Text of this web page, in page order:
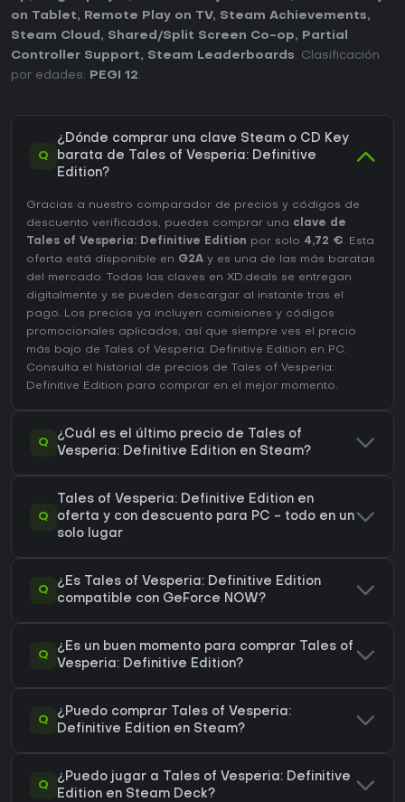
on Tablet, Remote Play on TV, Steam Achievements,
Steam Cloud , Shared/Split Screen Co-op,
Partial
Controller Support, Steam Leaderboards. Clasificación
por edades:
PEGI 12.
Q
¿Dónde comprar una clave Steam o CD Key
barata de Tales of Vesperia: Definitive
Edition?
Gracias a nuestro comparador de precios y códigos de
descuento verificados, puedes comprar una clave de
Tales of Vesperia: Definitive Edition por solo 4,72 €. Esta
oferta está disponible en G2A y es una de las más baratas
del mercado. Todas las claves en XD.deals se entregan
digitalmente y se pueden descargar al instante tras el
pago. Los precios ya incluyen comisiones y códigos
promocionales aplicados, así que siempre ves el precio
más bajo de Tales of Vesperia: Definitive Edition en PC.
Consulta el
historial de precios de Tales of Vesperia:
Definitive Edition para comprar en el mejor momento.
Q
¿Cuál es el último precio de Tales of
Vesperia: Definitive Edition en Steam?
Q
Tales of Vesperia: Definitive Edition en
oferta y con descuento para PC - todo en un
solo lugar
Q
¿Es Tales of Vesperia: Definitive Edition
compatible con GeForce NOW?
Q
¿Es un buen momento para comprar Tales of
Vesperia: Definitive Edition?
Q
¿Puedo comprar Tales of Vesperia:
Definitive Edition en Steam?
Q
¿Puedo jugar a Tales of Vesperia: Definitive
Edition en Steam Deck?